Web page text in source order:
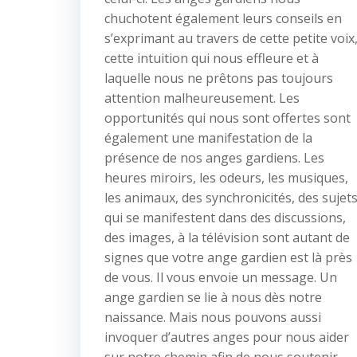
chuchotent également leurs conseils en
s’exprimant au travers de cette petite voix,
cette intuition qui nous effleure et à
laquelle nous ne prêtons pas toujours
attention malheureusement. Les
opportunités qui nous sont offertes sont
également une manifestation de la
présence de nos anges gardiens. Les
heures miroirs, les odeurs, les musiques,
les animaux, des synchronicités, des sujets
qui se manifestent dans des discussions,
des images, à la télévision sont autant de
signes que votre ange gardien est là près
de vous. Il vous envoie un message. Un
ange gardien se lie à nous dès notre
naissance. Mais nous pouvons aussi
invoquer d’autres anges pour nous aider